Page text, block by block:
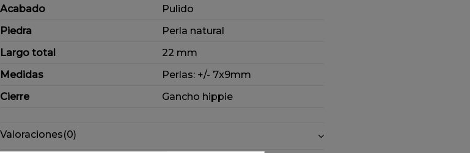
Acabado
Pulido
Piedra
Perla natural
Largo total
22 mm
Medidas
Perlas: +/- 7x9mm
Cierre
Gancho hippie
Valoraciones(0)